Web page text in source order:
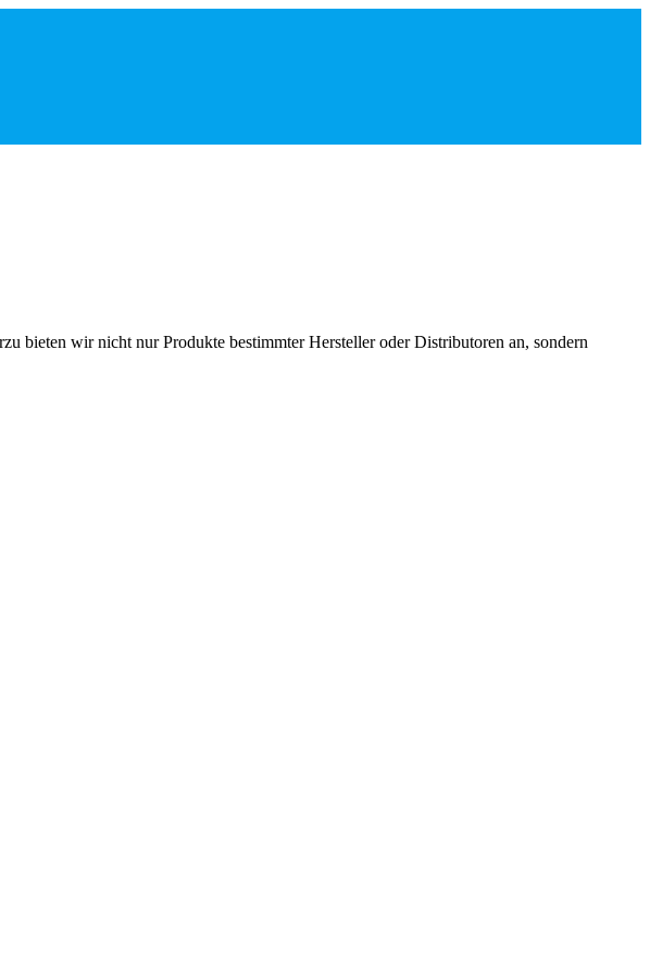
bieten wir nicht nur Produkte bestimmter Hersteller oder Distributoren an, sondern